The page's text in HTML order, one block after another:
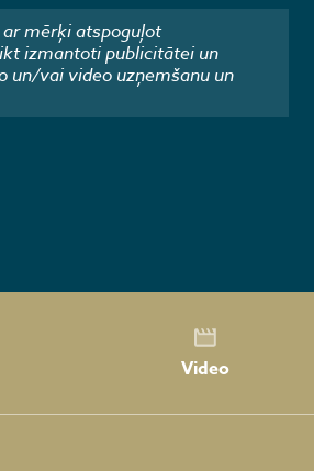
mērķi atspoguļot
izmantoti publicitātei un
un/vai video uzņemšanu un
Video